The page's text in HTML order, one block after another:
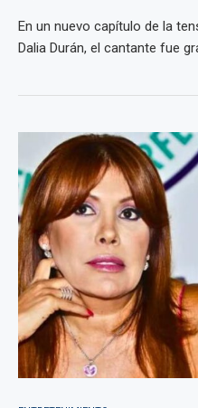
En un nuevo capítulo de la
Dalia Durán, el cantante fue